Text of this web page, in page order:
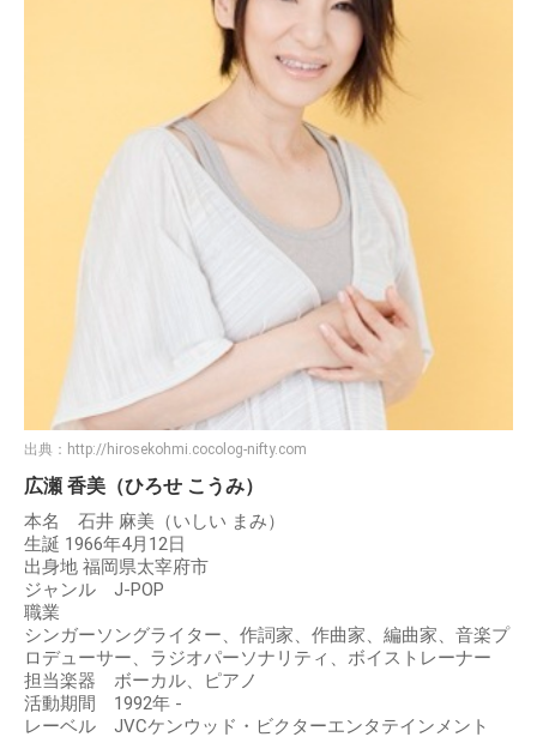
出典： http://hirosekohmi.cocolog-nifty.com
広瀬 香美（ひろせ こうみ）
本名 石井 麻美（いしい まみ）
生誕 1966年4月12日
出身地 福岡県太宰府市
ジャンル J-POP
職業
シンガーソングライター、作詞家、作曲家、編曲家、音楽プ
ロデューサー、ラジオパーソナリティ、ボイストレーナー
担当楽器 ボーカル、ピアノ
活動期間 1992年 -
レーベル JVCケンウッド・ビクターエンタテインメント